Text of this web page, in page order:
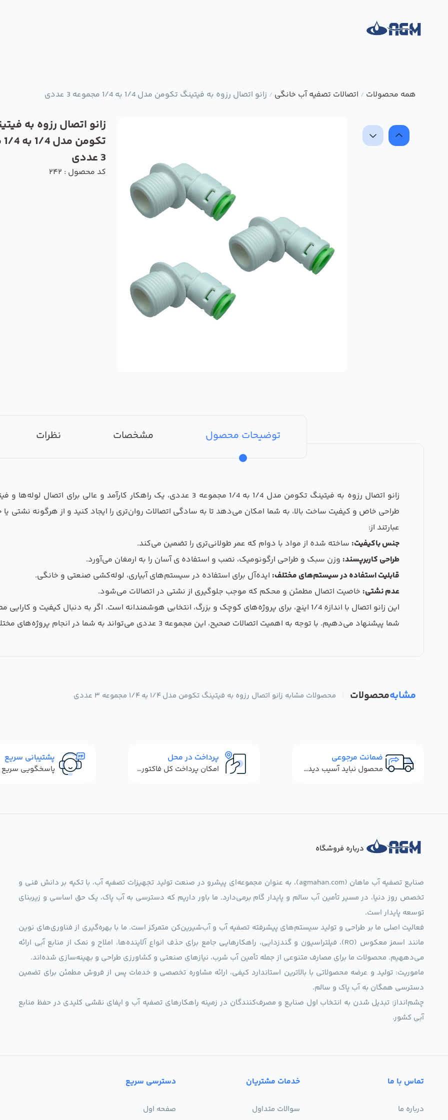
همه محصولات / اتصالات تصفیه آب خانگی / زانو اتصال رزوه به فیتینگ تکومن مدل 1/4 به 1/4 مجموعه 3 عددی
زانو اتصال رزوه به
3 عددی
کد محصول : 242
توضیحات محصول مشخصات نظرات
زانو اتصال رزوه به فیتینگ تکومن مدل 1/4 به 1/4 مجموعه 3 عددی، یک راهکار
طراحی خاص و کیفیت ساخت بالا، به شما امکان می‌دهد تا به سادگی اتصالات روان‌تری را ایجاد کنید و از هرگونه نشتی
عبارتند از:
جنس باکیفیت: ساخته شده از مواد با دوام که عمر طولانی‌تری را تضمین می‌کند.
طراحی کاربرپسند: وزن سبک و طراحی ارگونومیک، نصب و استفاده ‌ی آسان را به ارمغان می‌آورد.
قابلیت استفاده در سیستم‌های مختلف: ایده‌آل برای استفاده در سیستم‌های آبیاری، لوله‌کشی صنعتی و خانگی.
عدم نشتی: خاصیت اتصال مطمئن و محکم که موجب جلوگیری از نشتی در اتصالات می‌شود.
این زانو اتصال با اندازه 1/4 اینچ، برای پروژه‌های کوچک و بزرگ، انتخابی هوشمندانه است. اگر به دنبال
شما پیشنهاد می‌دهیم. با توجه به اهمیت اتصالات صحیح، این مجموعه 3 عددی می‌تواند به شما در انجام پروژه‌های مختلف کمک شایانی کند و بهترین عملکرد را ارائه دهد.
مشابهمحصولات محصولات مشابه زانو اتصال رزوه به فیتینگ تکومن مدل 1/4 به 1/4 مجموعه 3 عددی
ضمانت مرجوعی
محصول نباید آسیب دیده باشد
پرداخت در محل
امکان پرداخت کل فاکتور در محل
پشتیبانی سریع
درباره فروشگاه
صنایع تصفیه آب ماهان (agmahan.com)، به عنوان مجموعه‌ای پیشرو در صنعت تولید تجهیزات تصفیه آب، با تکیه بر دانش فنی و
تخصص روز دنیا، در مسیر تأمین آب سالم و پایدار گام برمی‌دارد. ما باور داریم که دسترسی به آب پاک، یک حق اساسی و زیربنای
توسعه پایدار است.
فعالیت اصلی ما بر طراحی و تولید سیستم‌های پیشرفته تصفیه آب و آب‌شیرین‌کن متمرکز است. ما با بهره‌گیری از فناوری‌های نوین
مانند اسمز معکوس (RO)، فیلتراسیون و گندزدایی، راهکارهایی جامع برای حذف انواع آلاینده‌ها، املاح و نمک از منابع آبی ارائه
می‌دههیم. محصولات ما برای مصارف متنوعی از جمله تأمین آب شرب، نیازهای صنعتی و کشاورزی طراحی و بهینه‌سازی شده‌اند.
ماموریت: تولید و عرضه محصولاتی با بالاترین استاندارد کیفی، ارائه مشاوره تخصصی و خدمات پس از فروش مطمئن برای تضمین
دسترسی همگان به آب پاک و سالم.
چشم‌انداز: تبدیل شدن به انتخاب اول صنایع و مصرف‌کنندگان در زمینه راهکارهای تصفیه آب و ایفای نقشی کلیدی در حفظ منابع
آبی کشور.
تماس با ما
درباره ما
خدمات مشتریان
سوالات متداول
دسترسی سریع
صفحه اول